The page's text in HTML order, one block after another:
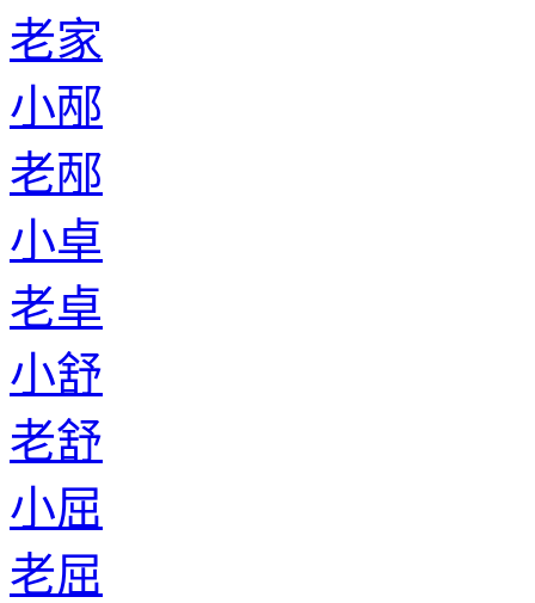
老家
小邴
老邴
小卓
老卓
小舒
老舒
小屈
老屈